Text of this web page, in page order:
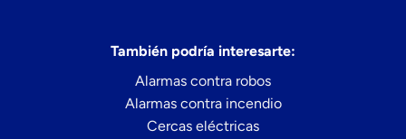
También podría interesarte:
Alarmas contra robos
Alarmas contra incendio
Cercas eléctricas